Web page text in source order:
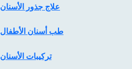
علاج جذور الأسنان
طب أسنان الأطفال
تركيبات الأسنان